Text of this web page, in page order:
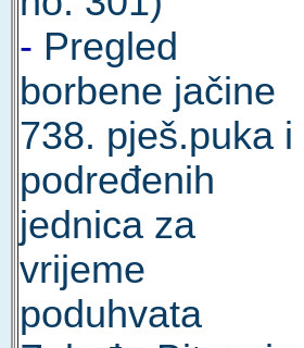
- Pregled
borbene jačine
738. pješ.puka i
podređenih
jednica za
vrijeme
poduhvata